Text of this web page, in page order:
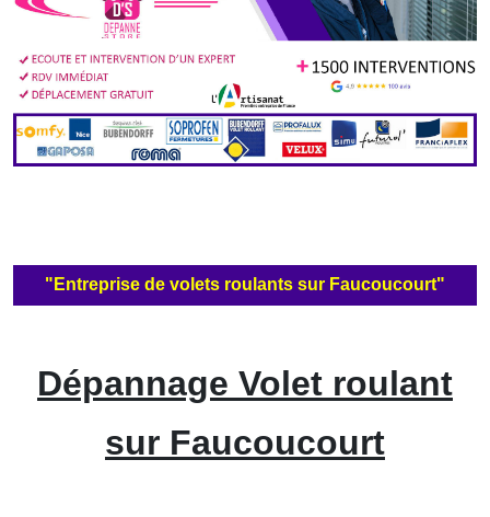
"Entreprise de volets roulants sur Faucoucourt"
Dépannage Volet roulant
sur Faucoucourt